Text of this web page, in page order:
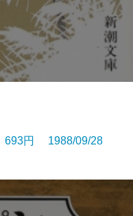
円 1988/09/28